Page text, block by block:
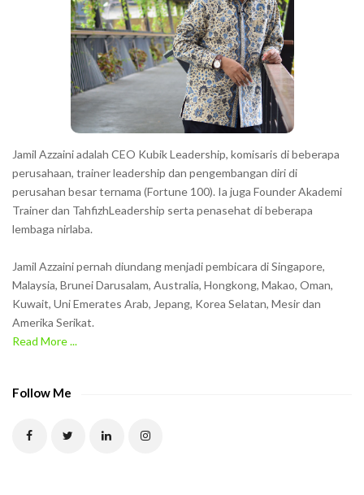
Jamil Azzaini adalah CEO Kubik Leadership, komisaris di beberapa
perusahaan, trainer leadership dan pengembangan diri di
perusahan besar ternama (Fortune 100). Ia juga Founder Akademi
Trainer dan TahfizhLeadership serta penasehat di beberapa
lembaga nirlaba.
Jamil Azzaini pernah diundang menjadi pembicara di Singapore,
Malaysia, Brunei Darusalam, Australia, Hongkong, Makao, Oman,
Kuwait, Uni Emerates Arab, Jepang, Korea Selatan, Mesir dan
Amerika Serikat.
Read More ...
Follow Me